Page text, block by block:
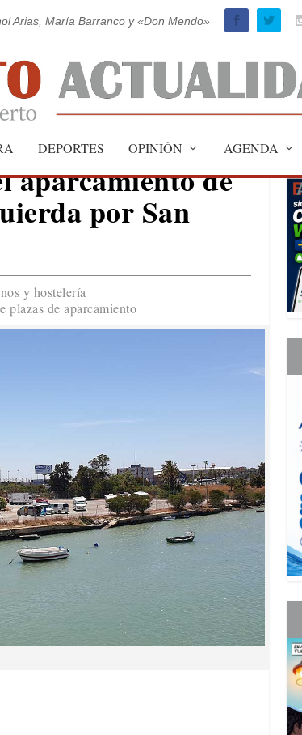
Arias, María Barranco y «Don Mendo»
DEPORTES OPINIÓN AGENDA
aparcamiento de
por San
y hostelería
plazas de aparcamiento